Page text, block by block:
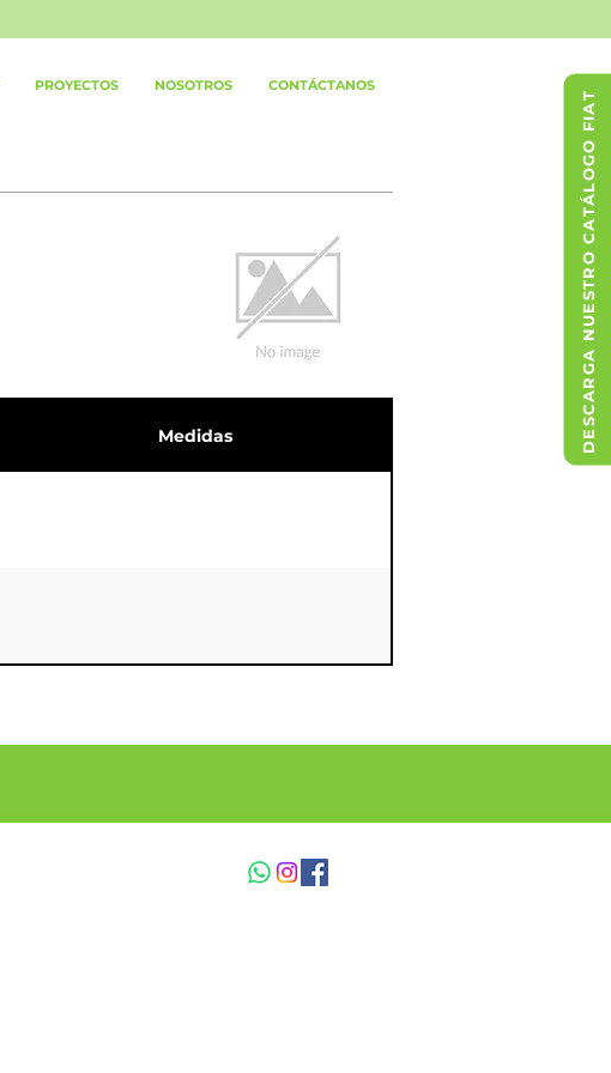
DESCARGA NUESTRO CATÁLOGO FIAT
PROYECTOS NOSOTROS CONTÁCTANOS
Medidas